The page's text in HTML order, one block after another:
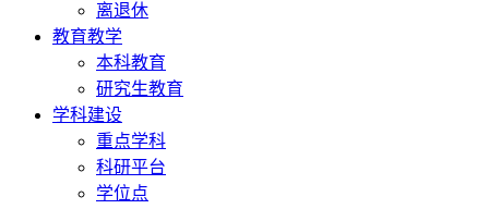
离退休
教育教学
本科教育
研究生教育
学科建设
重点学科
科研平台
学位点